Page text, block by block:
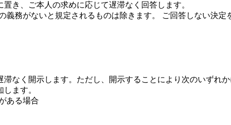
き、ご本人の求めに応じて遅滞なく回答します。
務がないと規定されるものは除きます。 ご回答しない決
なく開示します。ただし、開示することにより次のいずれ
ます。
ある場合